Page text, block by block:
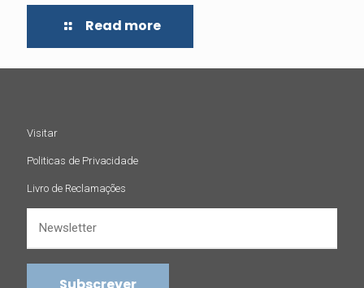
Read more
Visitar
Politicas de Privacidade
Livro de Reclamações